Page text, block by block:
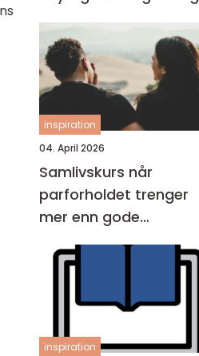
inspiration
04. April 2026
Samlivskurs når
parforholdet trenger
mer enn gode
intensjoner
inspiration